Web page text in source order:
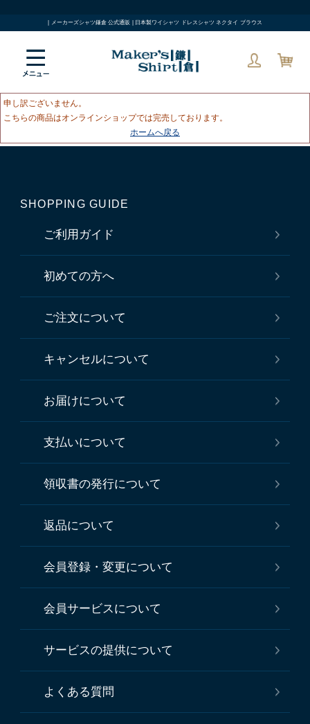
| メーカーズシャツ鎌倉 公式通販 | 日本製ワイシャツ ドレスシャツ ネクタイ ブラウス
申し訳ございません。
こちらの商品はオンラインショップでは完売しております。
ホームへ戻る
SHOPPING GUIDE
ご利用ガイド
初めての方へ
ご注文について
キャンセルについて
お届けについて
支払いについて
領収書の発行について
返品について
会員登録・変更について
会員サービスについて
サービスの提供について
よくある質問